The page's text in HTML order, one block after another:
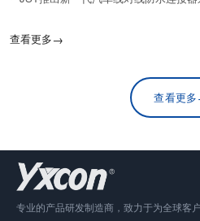
查看更多→
查看更多
专业的产品研发制造商，致力于为全球客